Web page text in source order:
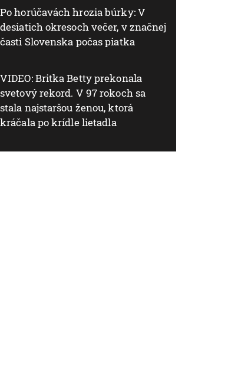
Po horúčavách hrozia búrky: V
desiatich okresoch večer, v značnej
časti Slovenska počas piatka
VIDEO: Britka Betty prekonala
svetový rekord. V 97 rokoch sa
stala najstaršou ženou, ktorá
kráčala po krídle lietadla